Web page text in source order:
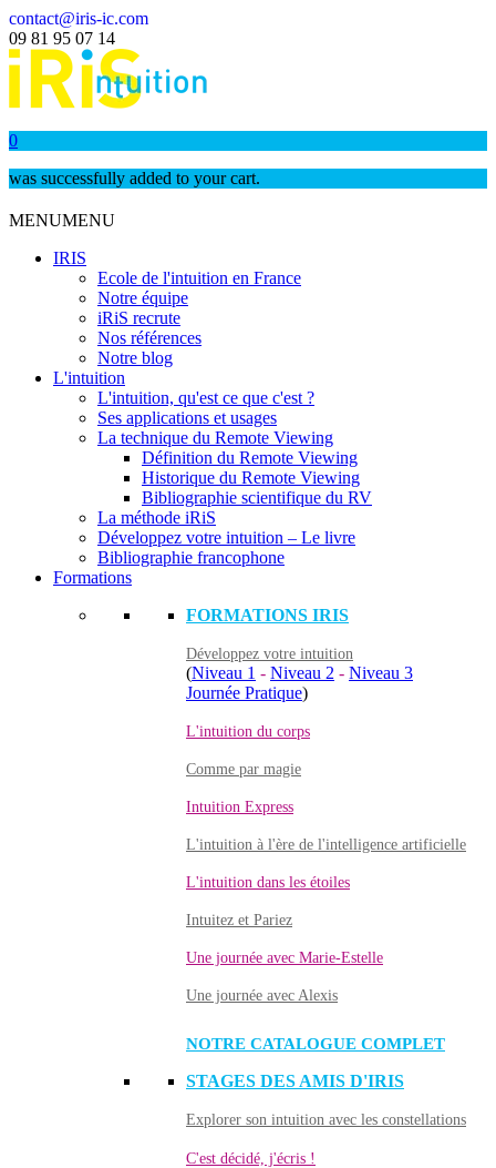
contact@iris-ic.com
09 81 95 07 14
0
was successfully added to your cart.
MENUMENU
IRIS
Ecole de l'intuition en France
Notre équipe
iRiS recrute
Nos références
Notre blog
L'intuition
L'intuition, qu'est ce que c'est ?
Ses applications et usages
La technique du Remote Viewing
Définition du Remote Viewing
Historique du Remote Viewing
Bibliographie scientifique du RV
La méthode iRiS
Développez votre intuition – Le livre
Bibliographie francophone
Formations
FORMATIONS IRIS
Développez votre intuition
(Niveau 1 - Niveau 2 - Niveau 3
Journée Pratique)
L'intuition du corps
Comme par magie
Intuition Express
L'intuition à l'ère de l'intelligence artificielle
L'intuition dans les étoiles
Intuitez et Pariez
Une journée avec Marie-Estelle
Une journée avec Alexis
NOTRE CATALOGUE COMPLET
STAGES DES AMIS D'IRIS
Explorer son intuition avec les constellations
C'est décidé, j'écris !